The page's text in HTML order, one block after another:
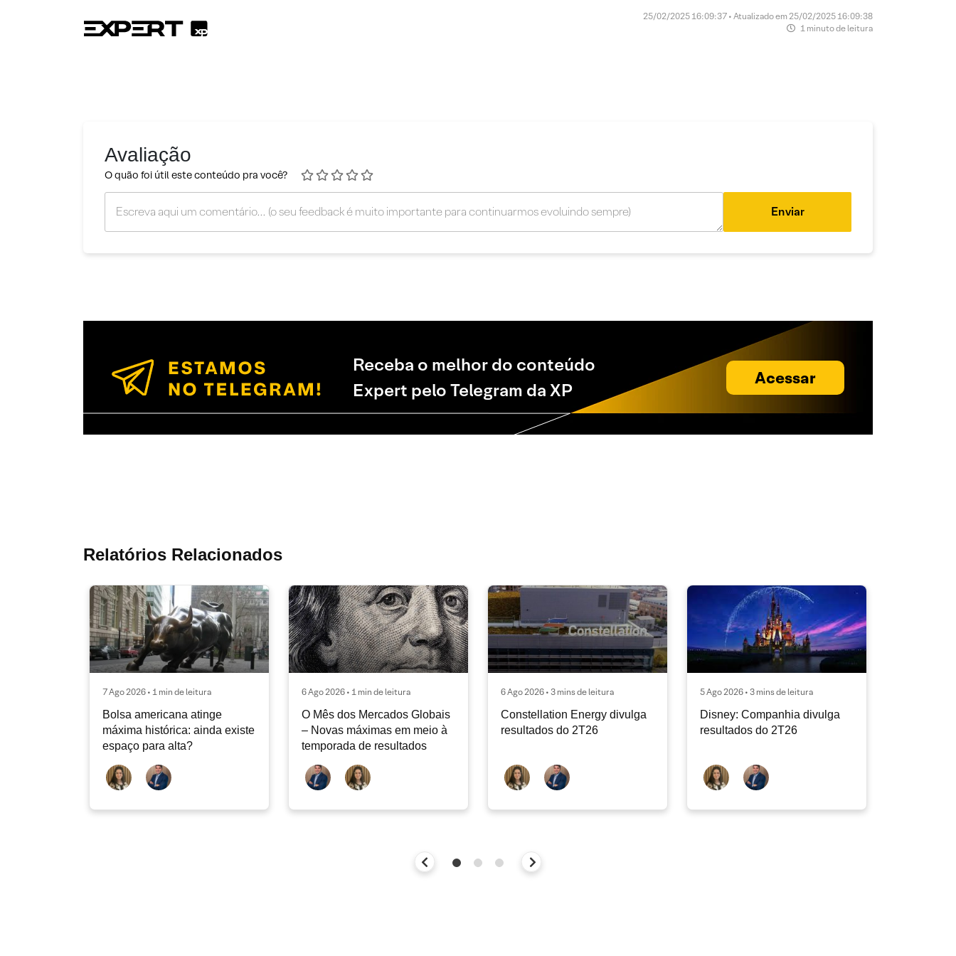
25/02/2025 16:09:37 • Atualizado em 25/02/2025 16:09:38
1 minuto de leitura
Avaliação
O quão foi útil este conteúdo pra você?
Enviar
Receba o melhor do conteúdo
Expert pelo Telegram da XP
Acessar
Relatórios Relacionados
7 Ago 2026 • 1 min de leitura
Bolsa americana atinge
máxima histórica: ainda existe
espaço para alta?
6 Ago 2026 • 1 min de leitura
O Mês dos Mercados Globais
– Novas máximas em meio à
temporada de resultados
6 Ago 2026 • 3 mins de leitura
Constellation Energy divulga
resultados do 2T26
5 Ago 2026 • 3 mins de leitura
Disney: Companhia divulga
resultados do 2T26